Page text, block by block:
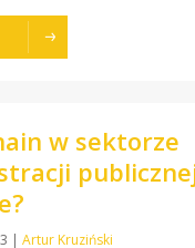
w sektorze
| Artur Kruziński